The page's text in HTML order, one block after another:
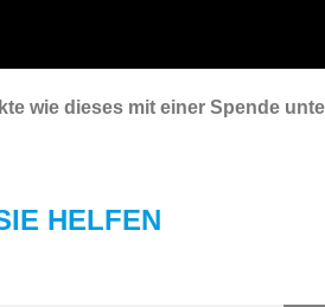
wie dieses mit einer Spende
HELFEN